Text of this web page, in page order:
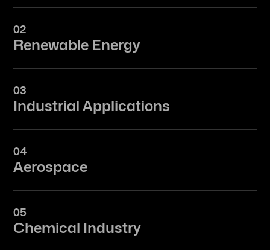
02
Renewable Energy
03
Industrial Applications
04
Aerospace
05
Chemical Industry